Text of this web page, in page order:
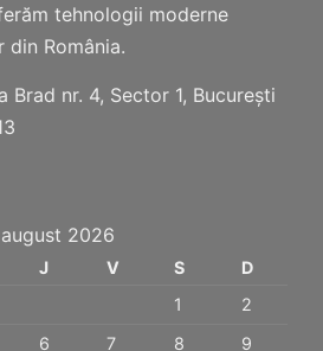
tehnologii moderne
România.
Brad nr. 4, Sector 1, București
august 2026
J V S
D
1
2
6 7 8 9